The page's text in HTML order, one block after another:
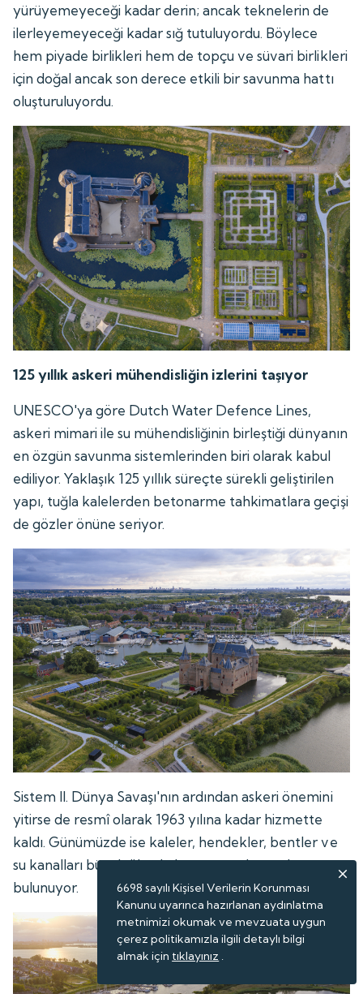
yürüyemeyeceği kadar derin; ancak teknelerin de
ilerleyemeyeceği kadar sığ tutuluyordu. Böylece
hem piyade birlikleri hem de topçu ve süvari birlikleri
için doğal ancak son derece etkili bir savunma hattı
oluşturuluyordu.
125 yıllık askeri mühendisliğin izlerini taşıyor
UNESCO'ya göre Dutch Water Defence Lines,
askeri mimari ile su mühendisliğinin birleştiği dünyanın
en özgün savunma sistemlerinden biri olarak kabul
ediliyor. Yaklaşık 125 yıllık süreçte sürekli geliştirilen
yapı, tuğla kalelerden betonarme tahkimatlara geçişi
de gözler önüne seriyor.
Sistem II. Dünya Savaşı'nın ardından askeri önemini
yitirse de resmî olarak 1963 yılına kadar hizmette
kaldı. Günümüzde ise kaleler, hendekler, bentler ve
su kanalları büyük ölçüde korunmuş durumda
bulunuyor.
6698 sayılı Kişisel Verilerin Korunması
Kanunu uyarınca hazırlanan aydınlatma
metnimizi okumak ve mevzuata uygun
çerez politikamızla ilgili detaylı bilgi
almak için tıklayınız .